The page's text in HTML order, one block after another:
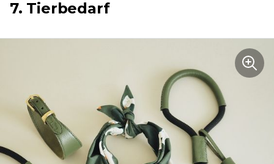
7. Tierbedarf